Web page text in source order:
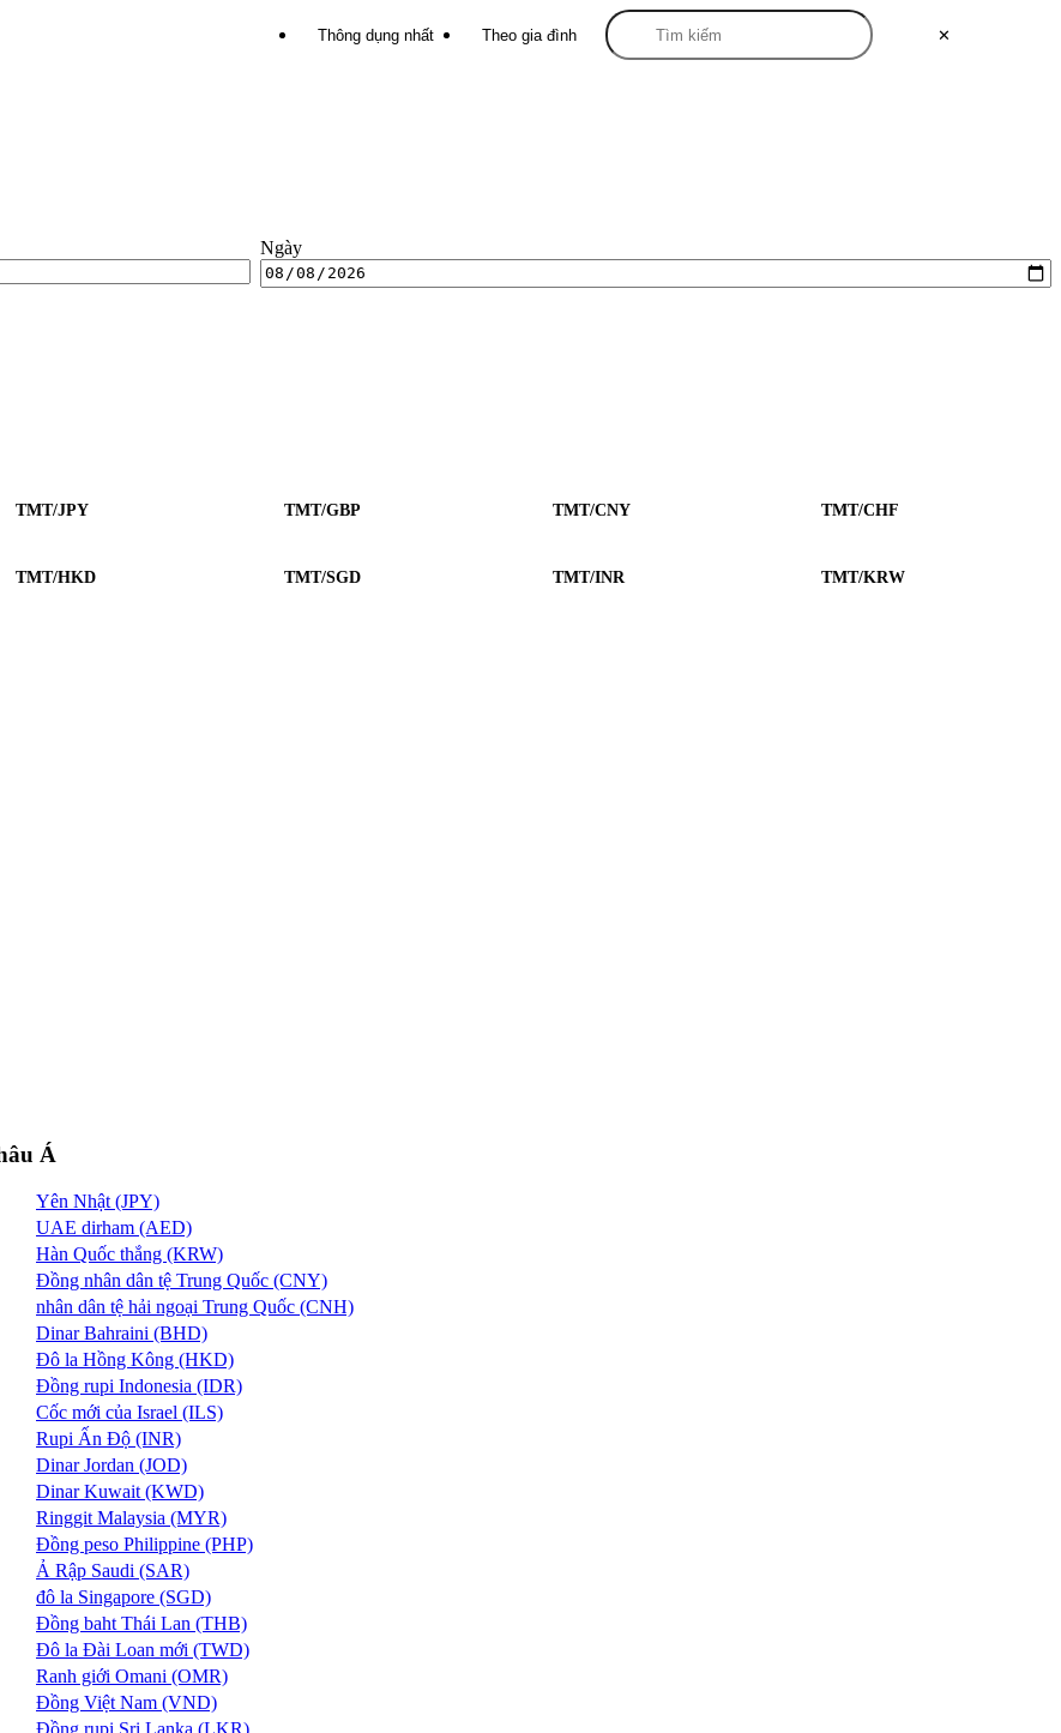
✕
Thông dụng nhất Theo gia đình
Ngày
TMT/JPY TMT/GBP TMT/CNY TMT/CHF
TMT/HKD TMT/SGD TMT/INR TMT/KRW
Á
Yên Nhật (JPY)
UAE dirham (AED)
Hàn Quốc thắng (KRW)
Đồng nhân dân tệ Trung Quốc (CNY)
nhân dân tệ hải ngoại Trung Quốc (CNH)
Dinar Bahraini (BHD)
Đô la Hồng Kông (HKD)
Đồng rupi Indonesia (IDR)
Cốc mới của Israel (ILS)
Rupi Ấn Độ (INR)
Dinar Jordan (JOD)
Dinar Kuwait (KWD)
Ringgit Malaysia (MYR)
Đồng peso Philippine (PHP)
Ả Rập Saudi (SAR)
đô la Singapore (SGD)
Đồng baht Thái Lan (THB)
Đô la Đài Loan mới (TWD)
Ranh giới Omani (OMR)
Đồng Việt Nam (VND)
Đồng rupi Sri Lanka (LKR)